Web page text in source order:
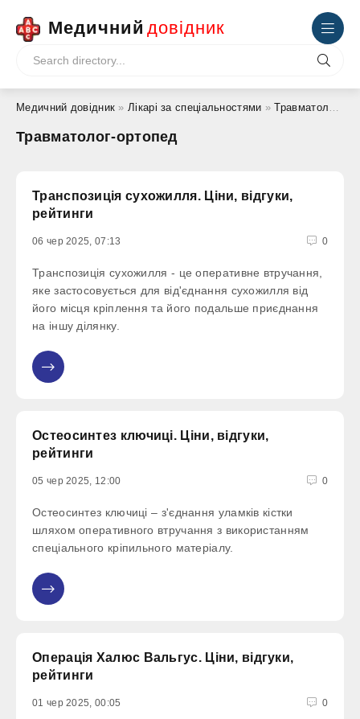
Медичний довідник
Медичний довідник »Лікарі за спеціальностями »Травматолог-ортопед
Травматолог-ортопед
Транспозиція сухожилля. Ціни, відгуки,
рейтинги
06 чер 2025, 07:13 0
Транспозиція сухожилля - це оперативне втручання,
яке застосовується для від'єднання сухожилля від
його місця кріплення та його подальше приєднання
на іншу ділянку.
Остеосинтез ключиці. Ціни, відгуки,
рейтинги
05 чер 2025, 12:00 0
Остеосинтез ключиці – з'єднання уламків кістки
шляхом оперативного втручання з використанням
спеціального кріпильного матеріалу.
Операція Халюс Вальгус. Ціни, відгуки,
рейтинги
01 чер 2025, 00:05 0